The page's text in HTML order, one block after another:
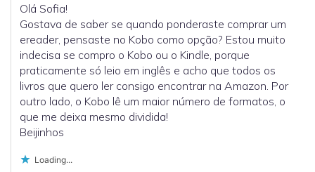
Olá Sofia!
Gostava de saber se quando ponderaste comprar um
ereader, pensaste no Kobo como opção? Estou muito
indecisa se compro o Kobo ou o Kindle, porque
praticamente só leio em inglês e acho que todos os
livros que quero ler consigo encontrar na Amazon. Por
outro lado, o Kobo lê um maior número de formatos, o
que me deixa mesmo dividida!
Beijinhos
Loading...